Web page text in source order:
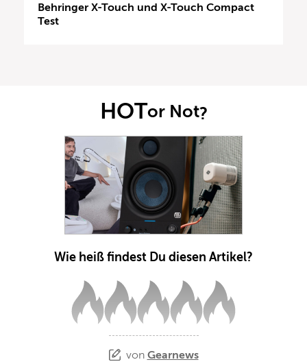
Behringer X-Touch und X-Touch Compact
Test
HOTor Not?
Wie heiß findest Du diesen Artikel?
von Gearnews